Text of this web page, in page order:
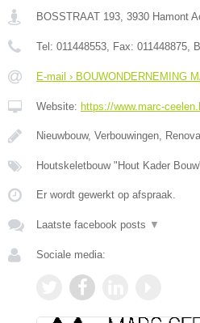
BOSSTRAAT 193 3930 Hamont
Tel: 011448553 , Fax: 011448875 ,
E-mail › BOUWONDERNEMING
Website: https://www.marc-
Nieuwbouw, Verbouwingen,
Houtskeletbouw "Hout Kader
Er wordt gewerkt op afspraak.
Laatste facebook posts ▼
Sociale media: